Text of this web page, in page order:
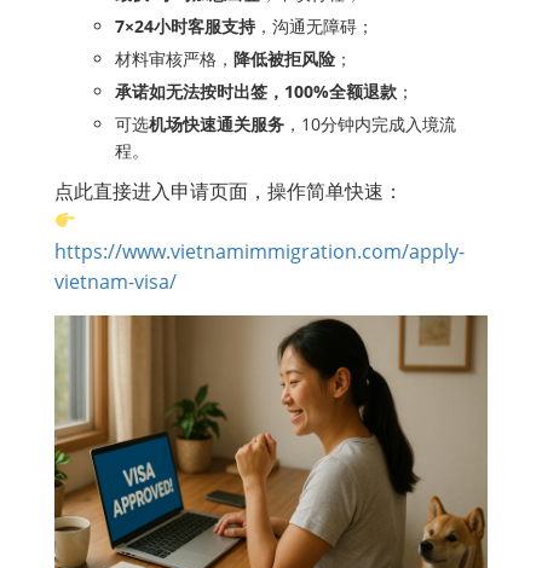
7×24小时客服支持 ，沟通无障碍；
材料审核严格， 降低被拒风险 ；
承诺如无法按时出签，100%全额退款 ；
可选机场快速通关服务 ，10分钟内完成入境流
程。
点此直接进入申请页面，操作简单快速：
https://www.vietnamimmigration.com/apply-
vietnam-visa/